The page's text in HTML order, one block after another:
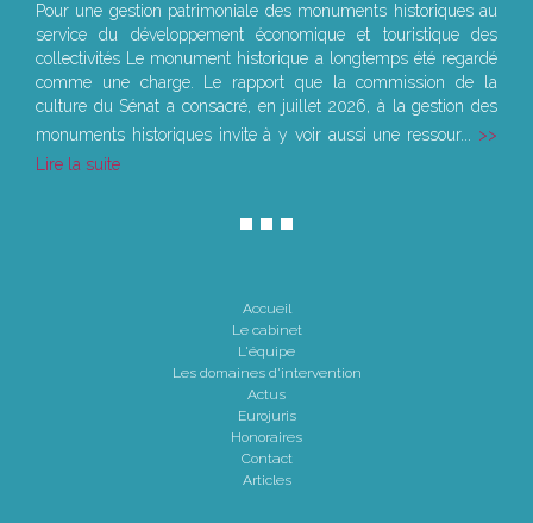
Pour une gestion patrimoniale des monuments historiques au
service du développement économique et touristique des
collectivités Le monument historique a longtemps été regardé
comme une charge. Le rapport que la commission de la
culture du Sénat a consacré, en juillet 2026, à la gestion des
monuments historiques invite à y voir aussi une ressour...
Lire la suite
Accueil
Le cabinet
L'équipe
Les domaines d'intervention
Actus
Eurojuris
Honoraires
Contact
Articles